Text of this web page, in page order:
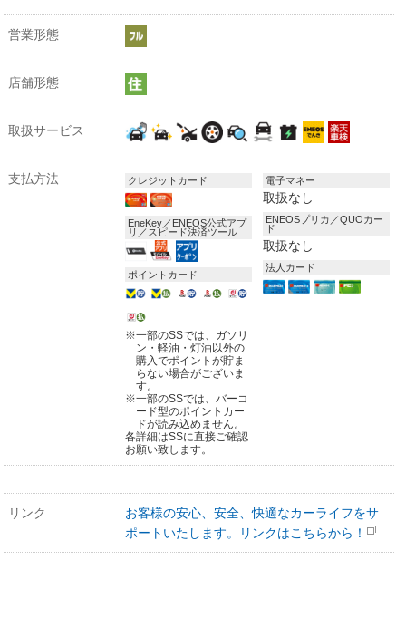
営業形態
店舗形態
取扱サービス
支払方法 クレジットカード
EneKey／ENEOS公式アプ
リ／スピード決済ツール
ポイントカード
※一部のSSでは、ガソリ
ン・軽油・灯油以外の
購入でポイントが貯ま
らない場合がございま
す。
※一部のSSでは、バーコ
ード型のポイントカー
ドが読み込めません。
各詳細はSSに直接ご確認
お願い致します。
電子マネー
取扱なし
ENEOSプリカ／QUOカー
ド
取扱なし
法人カード
リンク
お客様の安心、安全、快適なカーライフをサ
ポートいたします。リンクはこちらから！